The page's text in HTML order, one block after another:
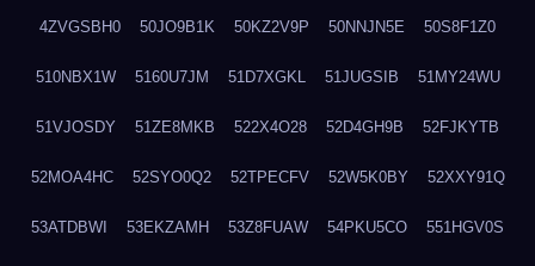
4ZVGSBH0 50JO9B1K 50KZ2V9P 50NNJN5E 50S8F1Z0
510NBX1W 5160U7JM 51D7XGKL 51JUGSIB 51MY24WU
51VJOSDY 51ZE8MKB 522X4O28 52D4GH9B 52FJKYTB
52MOA4HC 52SYO0Q2 52TPECFV 52W5K0BY 52XXY91Q
53ATDBWI 53EKZAMH 53Z8FUAW 54PKU5CO 551HGV0S